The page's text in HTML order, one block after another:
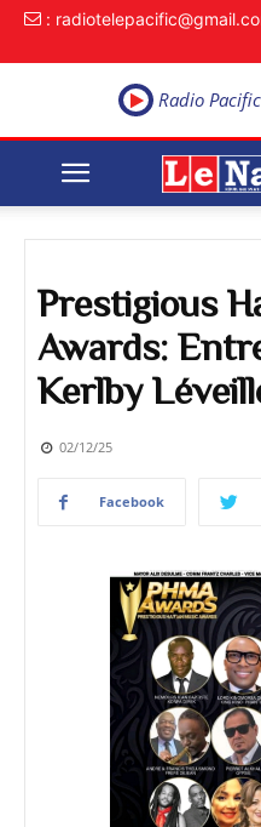
:
Radio
Prestigious
Awards:
Kerlby
02/12/25
Facebook